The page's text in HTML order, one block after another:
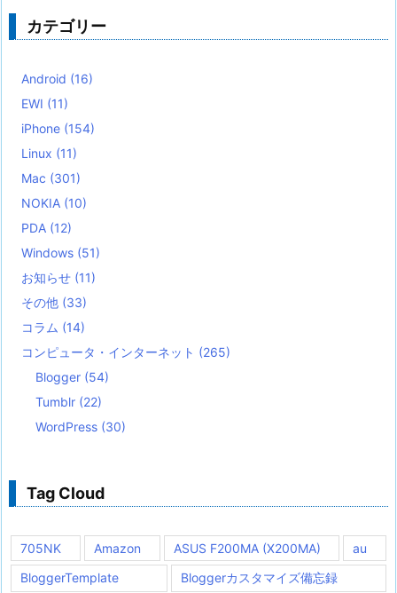
カテゴリー
Android (16)
EWI (11)
iPhone (154)
Linux (11)
Mac (301)
NOKIA (10)
PDA (12)
Windows (51)
お知らせ (11)
その他 (33)
コラム (14)
コンピュータ・インターネット (265)
Blogger (54)
Tumblr (22)
WordPress (30)
Tag Cloud
705NK Amazon ASUS F200MA (X200MA)
au
BloggerTemplate
Bloggerカスタマイズ備忘録